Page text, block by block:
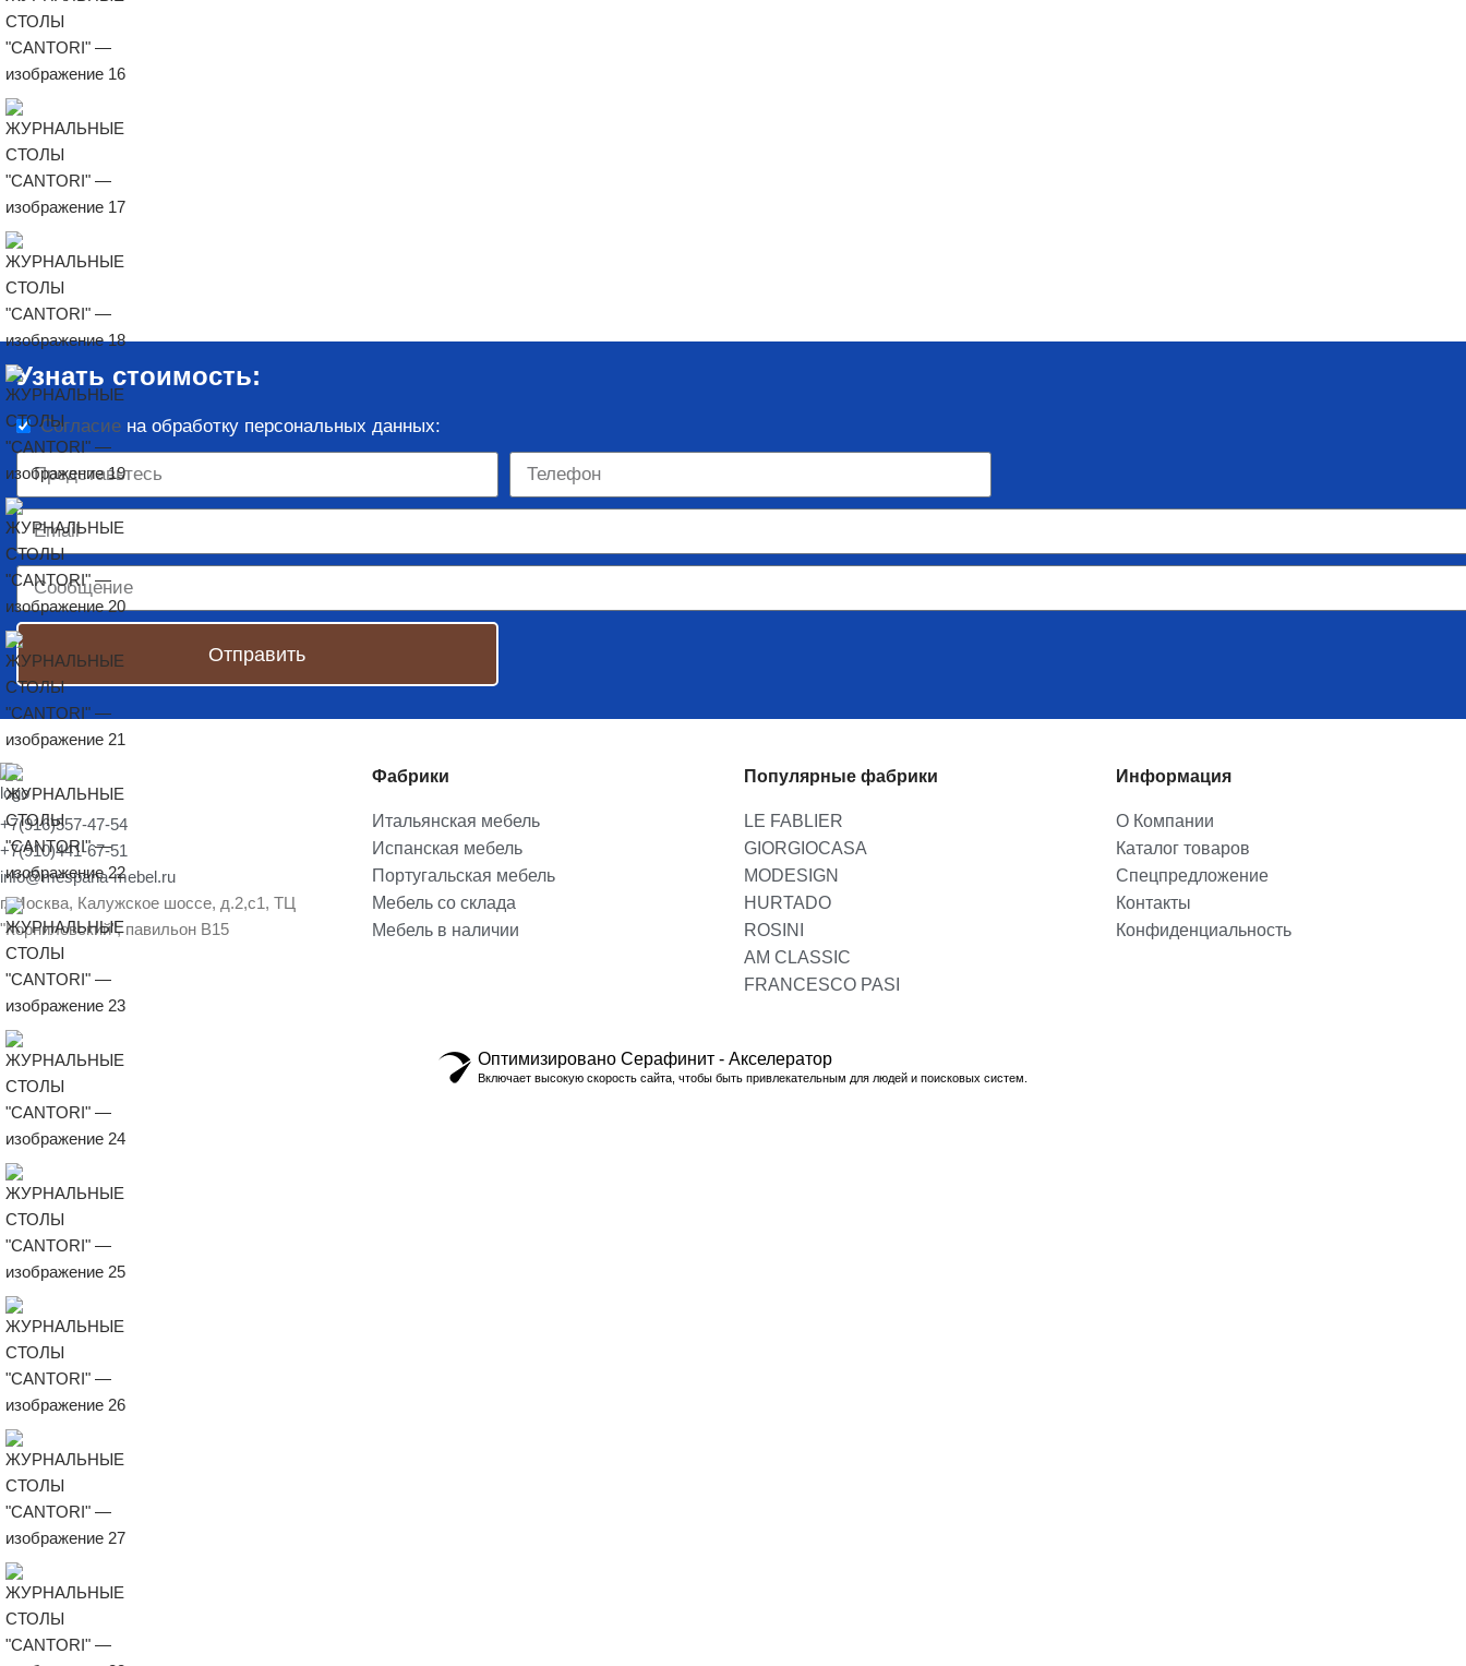
Узнать стоимость:
Согласие на обработку персональных данных:
Отправить
+7(916)557-47-54
+7(910)441-67-51
info@mespana-mebel.ru
г. Москва, Калужское шоссе, д.2,с1, ТЦ
"Корниловский", павильон В15
Фабрики
Итальянская мебель
Испанская мебель
Португальская мебель
Мебель со склада
Мебель в наличии
Популярные фабрики
LE FABLIER
GIORGIOCASA
MODESIGN
HURTADO
ROSINI
AM CLASSIC
FRANCESCO PASI
Информация
О Компании
Каталог товаров
Спецпредложение
Контакты
Конфиденциальность
Оптимизировано Серафинит - Акселератор
Включает высокую скорость сайта, чтобы быть привлекательным для людей и поисковых систем.